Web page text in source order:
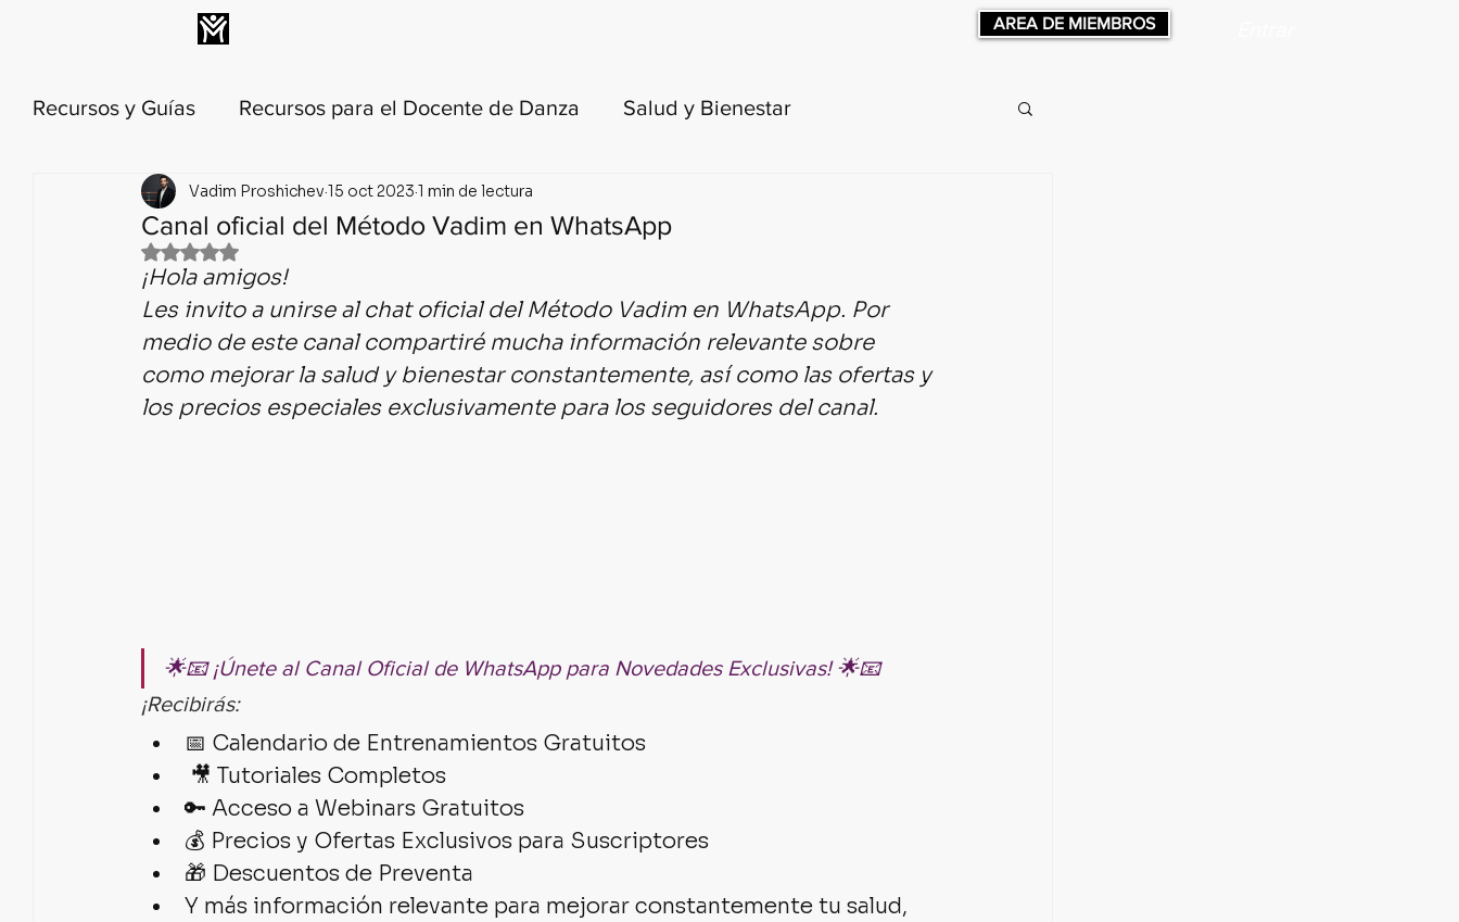
AREA DE MIEMBROS
Recursos y Guías Recursos para el Docente de Danza Salud y Bienestar
Técnica y metodología de la danza Historia del ballet y de la danza
Anatomía y biomecánica de danza
Calendario Histórico del Ballet Ballet para adultos y principiantes KinesisLab
Canal oficial del Método Vadim en WhatsApp
Vadim Proshichev 15 oct 2023 1 min de lectura
Obtuvo NaN de 5 estrellas.
¡Hola amigos!
Les invito a unirse al chat oficial del Método Vadim en WhatsApp. Por
medio de este canal compartiré mucha información relevante sobre
como mejorar la salud y bienestar constantemente, así como las ofertas y
los precios especiales exclusivamente para los seguidores del canal.
🌟📧 ¡Únete al Canal Oficial de WhatsApp para Novedades Exclusivas! 🌟📧
¡Recibirás:
📅 Calendario de Entrenamientos Gratuitos
🎥 Tutoriales Completos
🔑 Acceso a Webinars Gratuitos
💰 Precios y Ofertas Exclusivos para Suscriptores
🎁 Descuentos de Preventa
Y más información relevante para mejorar constantemente tu salud,